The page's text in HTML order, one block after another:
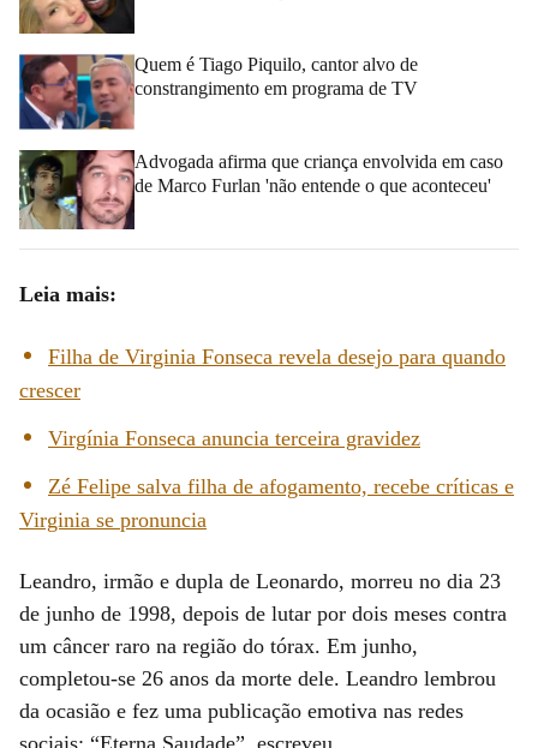
Quem é Tiago Piquilo, cantor alvo de
constrangimento em programa de TV
Advogada afirma que criança envolvida em caso
de Marco Furlan 'não entende o que aconteceu'
Leia mais:
Filha de Virginia Fonseca revela desejo para quando
crescer
Virgínia Fonseca anuncia terceira gravidez
Zé Felipe salva filha de afogamento, recebe críticas e
Virginia se pronuncia
Leandro, irmão e dupla de Leonardo, morreu no dia 23
de junho de 1998, depois de lutar por dois meses contra
um câncer raro na região do tórax. Em junho,
completou-se 26 anos da morte dele. Leandro lembrou
da ocasião e fez uma publicação emotiva nas redes
sociais: “Eterna Saudade”, escreveu.